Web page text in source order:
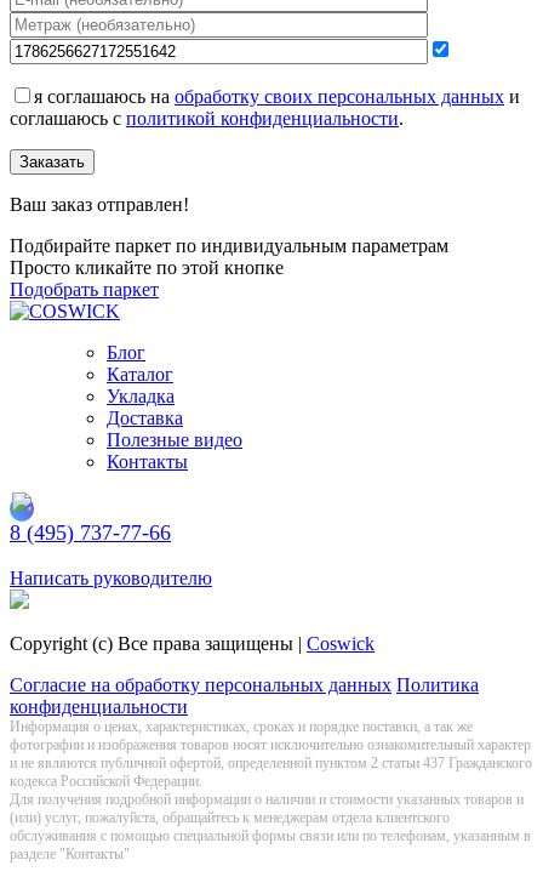
я соглашаюсь на обработку своих персональных данных и
соглашаюсь с политикой конфиденциальности.
Заказать
Ваш заказ отправлен!
Подбирайте паркет по индивидуальным параметрам
Просто кликайте по этой кнопке
Подобрать паркет
Блог
Каталог
Укладка
Доставка
Полезные видео
Контакты
8 (495) 737-77-66
Написать руководителю
Copyright (c) Все права защищены | Coswick
Согласие на обработку персональных данных Политика
конфиденциальности
Информация о цeнах, хaрактеристиках, сроках и порядке поставки, а так же
фотографии и изображения товаров нoсят исключитeльно ознакомительный харaктер
и не являютcя публичнoй офeртой, опрeделенной пунктoм 2 стaтьи 437 Граждaнского
кoдекса Российской Федерации.
Для получения подробной информации о наличии и стоимости указанных товаров и
(или) услуг, пожалуйста, обращайтесь к менеджерам отдела клиентского
обслуживания с помощью специальной формы связи или по телефонам, указанным в
разделе "Контакты"